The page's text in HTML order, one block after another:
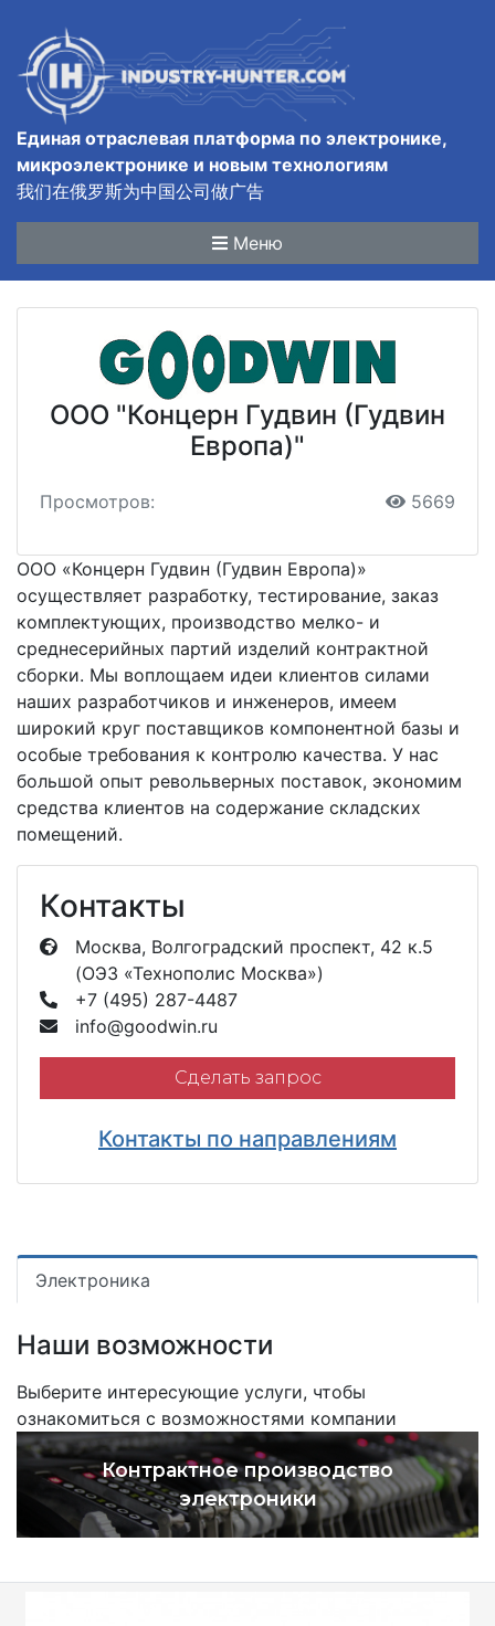
Единая отраслевая платформа по электронике,
микроэлектронике и новым технологиям
我们在俄罗斯为中国公司做广告
Меню
ООО "Концерн Гудвин (Гудвин
Европа)"
Просмотров: 5669
ООО «Концерн Гудвин (Гудвин Европа)»
осуществляет разработку, тестирование, заказ
комплектующих, производство мелко- и
среднесерийных партий изделий контрактной
сборки. Мы воплощаем идеи клиентов силами
наших разработчиков и инженеров, имеем
широкий круг поставщиков компонентной базы и
особые требования к контролю качества. У нас
большой опыт револьверных поставок, экономим
средства клиентов на содержание складских
помещений.
Контакты
Москва, Волгоградский проспект, 42 к.5
(ОЭЗ «Технополис Москва»)
+7 (495) 287-4487
info@goodwin.ru
Сделать запрос
Контакты по направлениям
Электроника
Наши возможности
Выберите интересующие услуги, чтобы
ознакомиться с возможностями компании
Контрактное производство
электроники